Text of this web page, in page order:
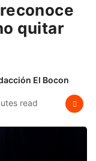
quitar
El Bocon
read